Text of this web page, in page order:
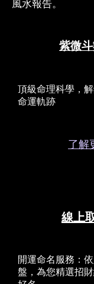
風水報告。
紫微
頂級命理科學，
命運軌跡
了
線上
開運命名服務：
盤，為您精選招